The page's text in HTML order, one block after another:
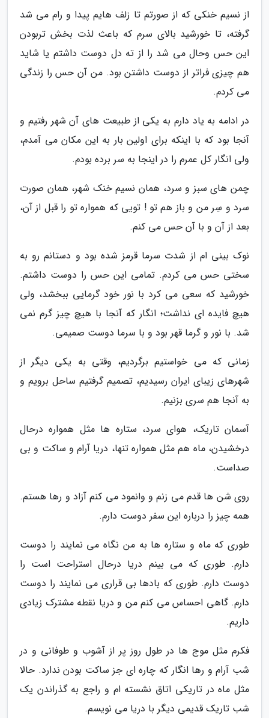
از نسیم خنکی که از صورتم تا زلف هایم پیدا و رام می شد
گرفته، تا خورشید بالای سرم که باعث لذت بخش تربودن
این حس وحال می شد را از ته دل دوست داشتم یا شاید
هم چیزی فراتر از دوست داشتن بود. من آن حس را زندگی
می کردم.
در ادامه به یاد دارم به یکی از طبیعت های آن شهر رفتیم و
آنجا بود که با اینکه برای اولین بار به این مکان می آمدم،
ولی انگار کل عمرم را در اینجا به سر برده بودم.
چمن های سبز و سرد، همان نسیم خنک شهر، همان صورت
سرد و سِر من و باز هم تو ! تویی که همواره تو را قبل از آن،
بعد از آن و با آن حس می کنم.
نوک بینی ام از شدت سرما قرمز شده بود و دستانم رو به
سختی حس می کردم. تمامی این حس را دوست داشتم.
خورشید که سعی می کرد با نور خود گرمایی ببخشد، ولی
هیچ فایده ای نداشت؛ انگار که آنجا با هیچ چیز گرم نمی
شد. با نور و گرما قهر بود و با سرما دوست صمیمی.
زمانی که می خواستیم برگردیم، وقتی به یکی دیگر از
شهرهای زیبای ایران رسیدیم، تصمیم گرفتیم ساحل برویم و
به آنجا هم سری بزنیم.
آسمان تاریک، هوای سرد، ستاره ها مثل همواره درحال
درخشیدن، ماه هم مثل همواره تنها، دریا آرام و ساکت و بی
صداست.
روی شن ها قدم می زنم و وانمود می کنم آزاد و رها هستم.
همه چیز را درباره این سفر دوست دارم.
طوری که ماه و ستاره ها به من نگاه می نمایند را دوست
دارم. طوری که می بینم دریا درحال استراحت است را
دوست دارم. طوری که بادها بی قراری می نمایند را دوست
دارم. گاهی احساس می کنم من و دریا نقطه مشترک زیادی
داریم.
فکرم مثل موج ها در طول روز پر از آشوب و طوفانی و در
شب آرام و رها انگار که چاره ای جز ساکت بودن ندارد. حالا
مثل ماه در تاریکی اتاق نشسته ام و راجع به گذراندن یک
شب تاریک قدیمی دیگر با دریا می نویسم.